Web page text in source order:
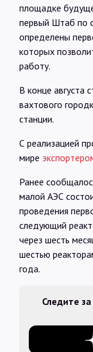
площадке
первый Штаб по
определены
которых
работу.
В конце августа
вахтового
станции.
С реализацией
мире
Ранее
малой АЭС
проведения
следующий
через шесть
шестью
года.
Следите